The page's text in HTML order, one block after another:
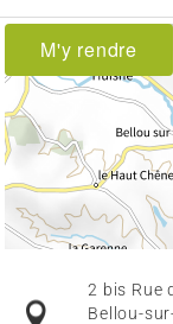
M'y rendre
2 bis Rue
Bellou-